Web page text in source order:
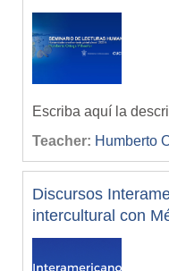
Escriba aquí la
Teacher: Humberto
Discursos
intercultural con